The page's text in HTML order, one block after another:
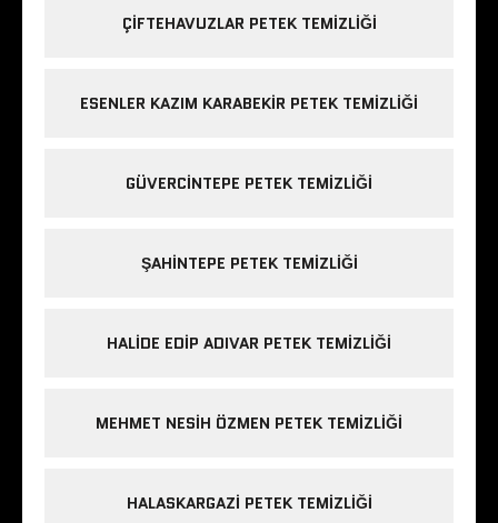
ÇIFTEHAVUZLAR PETEK TEMIZLIĞI
ESENLER KAZIM KARABEKIR PETEK TEMIZLIĞI
GÜVERCINTEPE PETEK TEMIZLIĞI
ŞAHINTEPE PETEK TEMIZLIĞI
HALIDE EDIP ADIVAR PETEK TEMIZLIĞI
MEHMET NESIH ÖZMEN PETEK TEMIZLIĞI
HALASKARGAZI PETEK TEMIZLIĞI